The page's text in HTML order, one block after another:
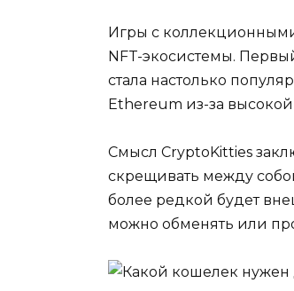
Игры с
NFT-экосистемы.
стала настолько
Ethereum из-за высокой
Смысл CryptoKitties
скрещивать между
более редкой будет
можно обменять или